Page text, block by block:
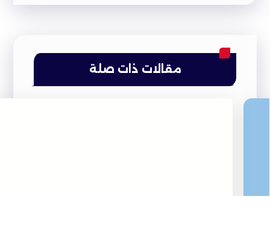
مقالات ذات صلة